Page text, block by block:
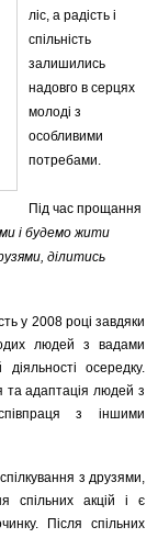
ліс, а радість і
спільність
залишились
надовго в серцях
молоді з
особливими
потребами.
Під час прощання
і будемо жити
ділитись
у 2008 році завдяки
людей з вадами
осередку.
та адаптація людей з
з іншими
з друзями,
спільних акцій і є
Після спільних